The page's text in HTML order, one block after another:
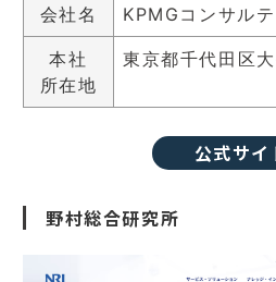
会社名 KPMGコンサル
本社
所在地
東京都千代田区
公式サイ
野村総合研究所